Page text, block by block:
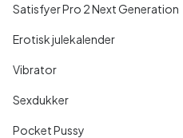
Satisfyer Pro 2 Next Generation
Erotisk julekalender
Vibrator
Sexdukker
Pocket Pussy